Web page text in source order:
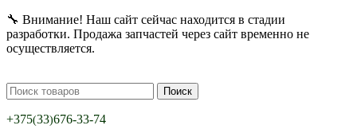
🔧 Внимание! Наш сайт сейчас находится в стадии
разработки. Продажа запчастей через сайт временно не
осуществляется.
Поиск
+375(33)676-33-74